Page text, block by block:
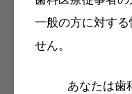
一般の方に対す
せん。
あなたは歯